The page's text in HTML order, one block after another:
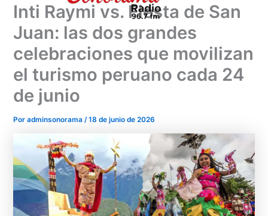
Inti Raymi vs. Fiesta de San
Juan: las dos grandes
celebraciones que movilizan
el turismo peruano cada 24
de junio
Poradminsonorama/18 de junio de 2026